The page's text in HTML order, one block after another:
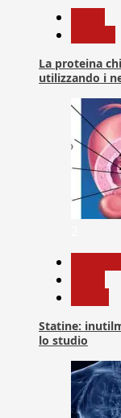
La proteina
utilizzando i
Statine:
lo studio